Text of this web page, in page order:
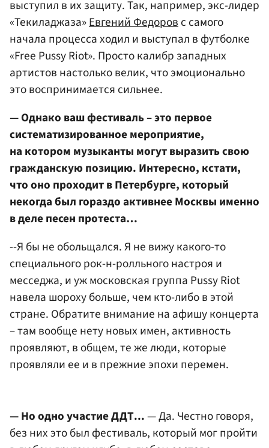
выступил в их защиту. Так, например, экс-лидер
«Текиладжаза»Евгений Федоровс самого
начала процесса ходил и выступал в футболке
«Free Pussy Riot». Просто калибр западных
артистов настолько велик, что эмоционально
это воспринимается сильнее.
— Однако ваш фестиваль – это первое
систематизированное мероприятие,
на котором музыканты могут выразить свою
гражданскую позицию. Интересно, кстати,
что оно проходит в Петербурге, который
некогда был гораздо активнее Москвы именно
в деле песен протеста…
--Я бы не обольщался. Я не вижу какого-то
специального рок-н-ролльного настроя и
месседжа, и уж московская группа Pussy Riot
навела шороху больше, чем кто-либо в этой
стране. Обратите внимание на афишу концерта
– там вообще нету новых имен, активность
проявляют, в общем, те же люди, которые
проявляли ее и в прежние эпохи перемен.
— Но одно участие ДДТ...— Да. Честно говоря,
без них это был фестиваль, который мог пройти